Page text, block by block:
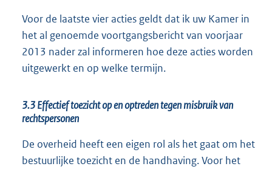
Voor de laatste vier acties geldt dat ik uw Kamer in
het al genoemde voortgangsbericht van voorjaar
2013 nader zal informeren hoe deze acties worden
uitgewerkt en op welke termijn.
3.3 Effectief toezicht op en optreden tegen misbruik van
rechtspersonen
De overheid heeft een eigen rol als het gaat om het
bestuurlijke toezicht en de handhaving. Voor het